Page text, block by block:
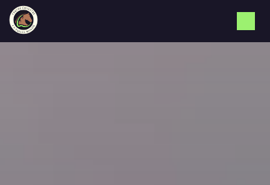
Panneau de gestion des cookies